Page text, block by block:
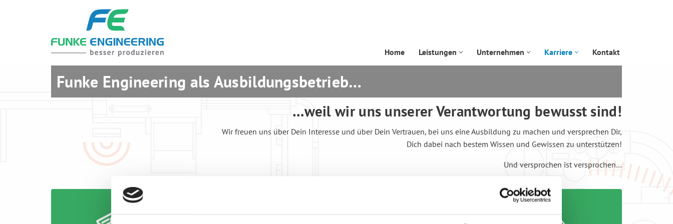
Home Leistungen Unternehmen Karriere Kontakt
Funke Engineering als Ausbildungsbetrieb…
…weil wir uns unserer Verantwortung bewusst sind!
Wir freuen uns über Dein Interesse und über Dein Vertrauen, bei uns eine Ausbildung zu machen und versprechen Dir,
Dich dabei nach bestem Wissen und Gewissen zu unterstützen!
Und versprochen ist versprochen…